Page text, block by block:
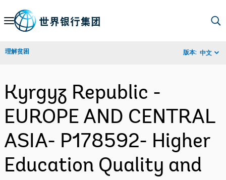
Skip
Navigation
理解贫困 版本: 中文
Kyrgyz Republic -
EUROPE AND CENTRAL
ASIA- P178592- Higher
Education Quality and